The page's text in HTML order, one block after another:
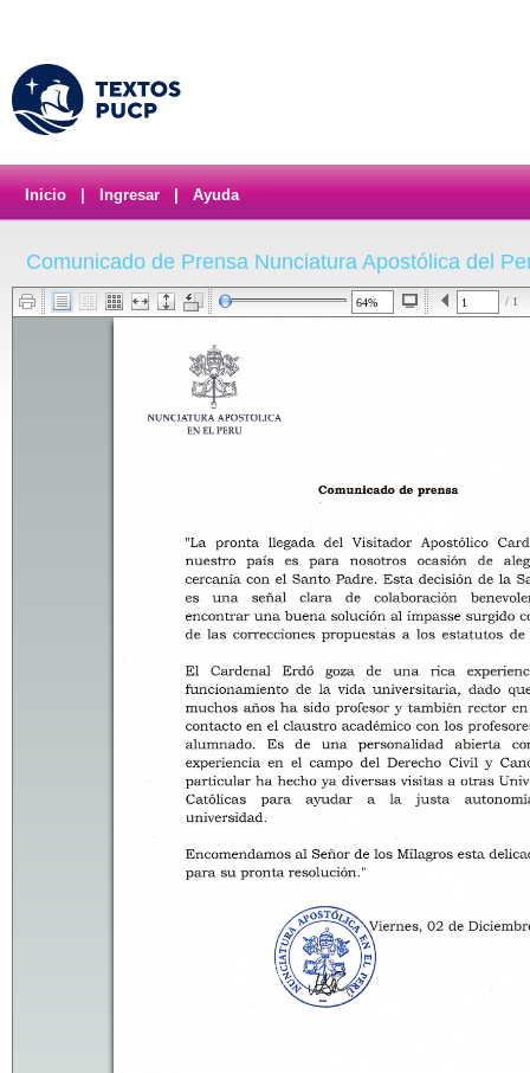
Inicio Ingresar Ayuda
Comunicado de Prensa Nunciatura Apostólica del
/ 1